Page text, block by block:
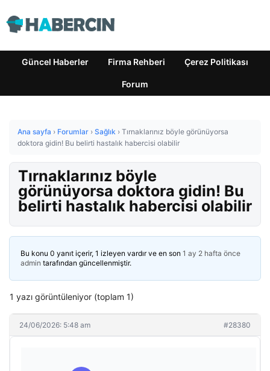
Güncel Haberler Firma Rehberi Çerez Politikası
Forum
Ana sayfa › Forumlar › Sağlık › Tırnaklarınız böyle görünüyorsa
doktora gidin! Bu belirti hastalık habercisi olabilir
Tırnaklarınız böyle
görünüyorsa doktora gidin! Bu
belirti hastalık habercisi olabilir
Bu konu 0 yanıt içerir, 1 izleyen vardır ve en son 1 ay 2 hafta önce
admin tarafından güncellenmiştir.
1 yazı görüntüleniyor (toplam 1)
24/06/2026: 5:48 am #28380